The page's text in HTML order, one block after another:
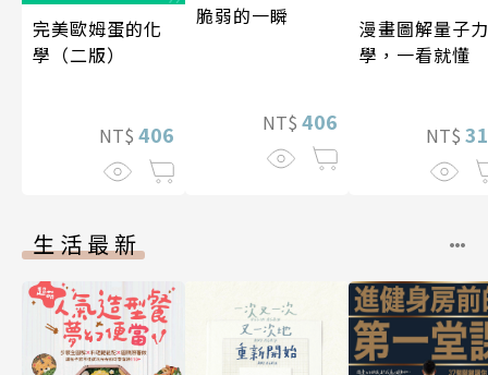
完美歐姆蛋的化
學（二版）
NT$ 406
脆弱的一瞬
NT$ 406
漫畫圖解量子力
學，一看就懂
NT$
生活最新